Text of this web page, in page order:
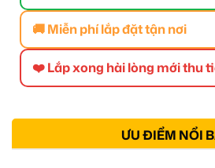
🚚 Miễn phí lắp đặt tận nơi
❤️ Lắp xong hài lòng mới thu
ƯU ĐIỂM NỔI